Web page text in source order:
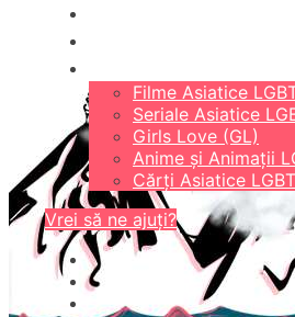
Filme Asiatice
Seriale Asiatice
Girls Love (GL)
Anime și Animații
Cărți Asiatice
Vrei să ne ajuți?